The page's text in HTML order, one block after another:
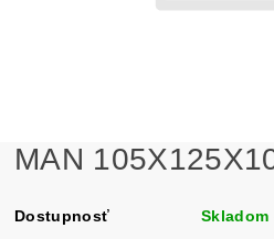
Dostupnosť Skladom